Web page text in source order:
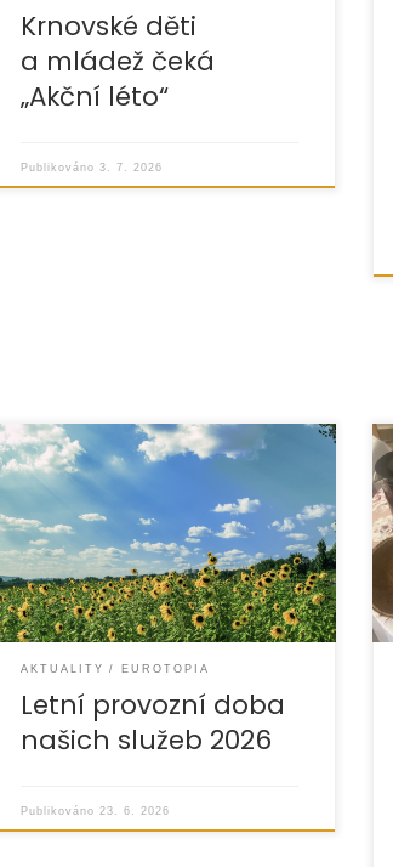
Krnovské děti
a mládež čeká
„Akční léto“
Publikováno3. 7. 2026
S blížícím se letním
obdobím oznamujeme změnu
provozní doby našich služeb. V
průběhu měsíců července a srpna
pořádáme řadu zážitkových
a pobytových akcí pro
AKTUALITY EUROTOPIA
Letní provozní doba
našich služeb 2026
Publikováno 23. 6. 2026